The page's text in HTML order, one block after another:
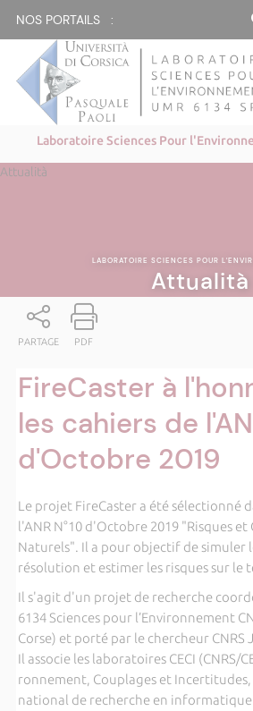
NOS PORTAILS :
Laboratoire Sciences Pour
Attualità
LABORATOIRE SCIENCES POUR
Attualità
PARTAGE PDF
FireCaster à
les cahiers de
d'Octobre 2019
Le projet FireCaster a été sélectionné
l'ANR N°10 d'Octobre 2019 "Risques
Naturels". Il a pour objectif de simuler
résolution et estimer les risques sur le
Il s'agit d'un projet de recherche
6134 Sciences pour l’Environnement
Corse) et porté par le chercheur CNRS
Il associe les laboratoires CECI (CNRS/
ronnement, Couplages et
national de recherche en